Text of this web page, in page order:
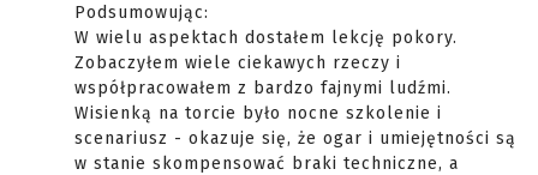
Podsumowując:
W wielu aspektach dostałem lekcję pokory.
Zobaczyłem wiele ciekawych rzeczy i
współpracowałem z bardzo fajnymi ludźmi.
Wisienką na torcie było nocne szkolenie i
scenariusz - okazuje się, że ogar i umiejętności są
w stanie skompensować braki techniczne, a